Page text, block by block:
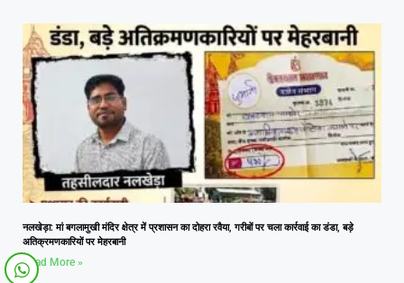
नलखेड़ा: मां बगलामुखी मंदिर क्षेत्र में प्रशासन का दोहरा रवैया, गरीबों पर चला कार्रवाई का डंडा, बड़े
अतिक्रमणकारियों पर मेहरबानी
Read More »